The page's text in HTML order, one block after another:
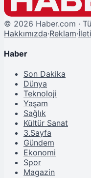
© 2026 Haber.com ·
Hakkımızda·Reklam·
Haber
Son Dakika
Dünya
Teknoloji
Yaşam
Sağlık
Kültür Sanat
3.Sayfa
Gündem
Ekonomi
Spor
Magazin